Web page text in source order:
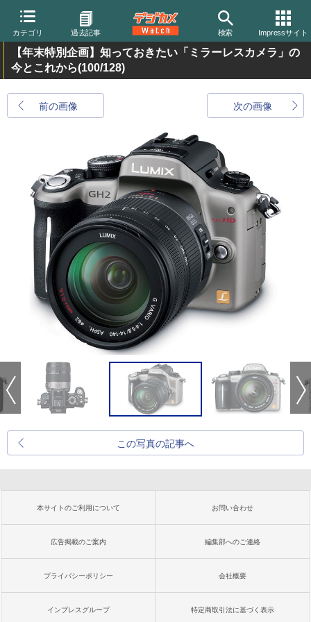
カテゴリ 過去記事 検索 Impressサイト
【年末特別企画】知っておきたい「ミラーレスカメラ」の
今とこれから(100/128)
前の画像 次の画像
この写真の記事へ
本サイトのご利用について お問い合わせ
広告掲載のご案内 編集部へのご連絡
プライバシーポリシー 会社概要
インプレスグループ 特定商取引法に基づく表示